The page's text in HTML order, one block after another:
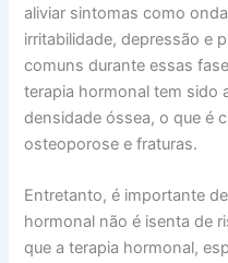
aliviar sintomas como
irritabilidade, depressão e
comuns durante essas
terapia hormonal tem sido
densidade óssea, o que é
osteoporose e fraturas.
Entretanto, é importante
hormonal não é isenta de
que a terapia hormonal,